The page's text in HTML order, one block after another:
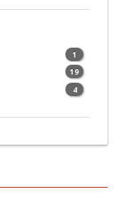
1
19
4